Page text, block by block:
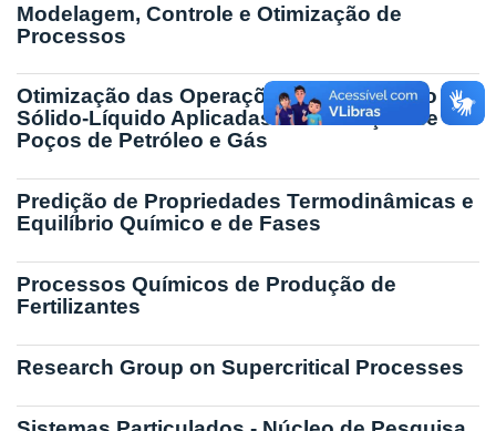
Modelagem, Controle e Otimização de
Processos
Otimização das Operações de Separação
Sólido-Líquido Aplicadas a Perfuração de
Poços de Petróleo e Gás
Predição de Propriedades Termodinâmicas e
Equilíbrio Químico e de Fases
Processos Químicos de Produção de
Fertilizantes
Research Group on Supercritical Processes